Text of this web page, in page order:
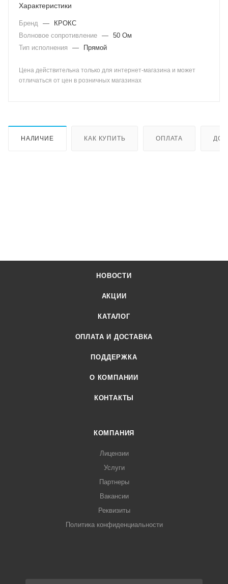
Характеристики
Бренд —
КРОКС
Волновое сопротивление — 50 Ом
Тип исполнения
— Прямой
Цена действительна только для интернет-магазина и может
отличаться от цен в розничных магазинах
НАЛИЧИЕ КАК КУПИТЬ ОПЛАТА
НОВОСТИ
АКЦИИ
КАТАЛОГ
ОПЛАТА И ДОСТАВКА
ПОДДЕРЖКА
О КОМПАНИИ
КОНТАКТЫ
КОМПАНИЯ
Лицензии
Услуги
Партнеры
Вакансии
Реквизиты
Политика конфиденциальности